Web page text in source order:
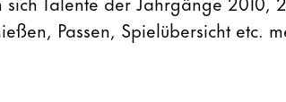
Passen, Spielübersicht etc.